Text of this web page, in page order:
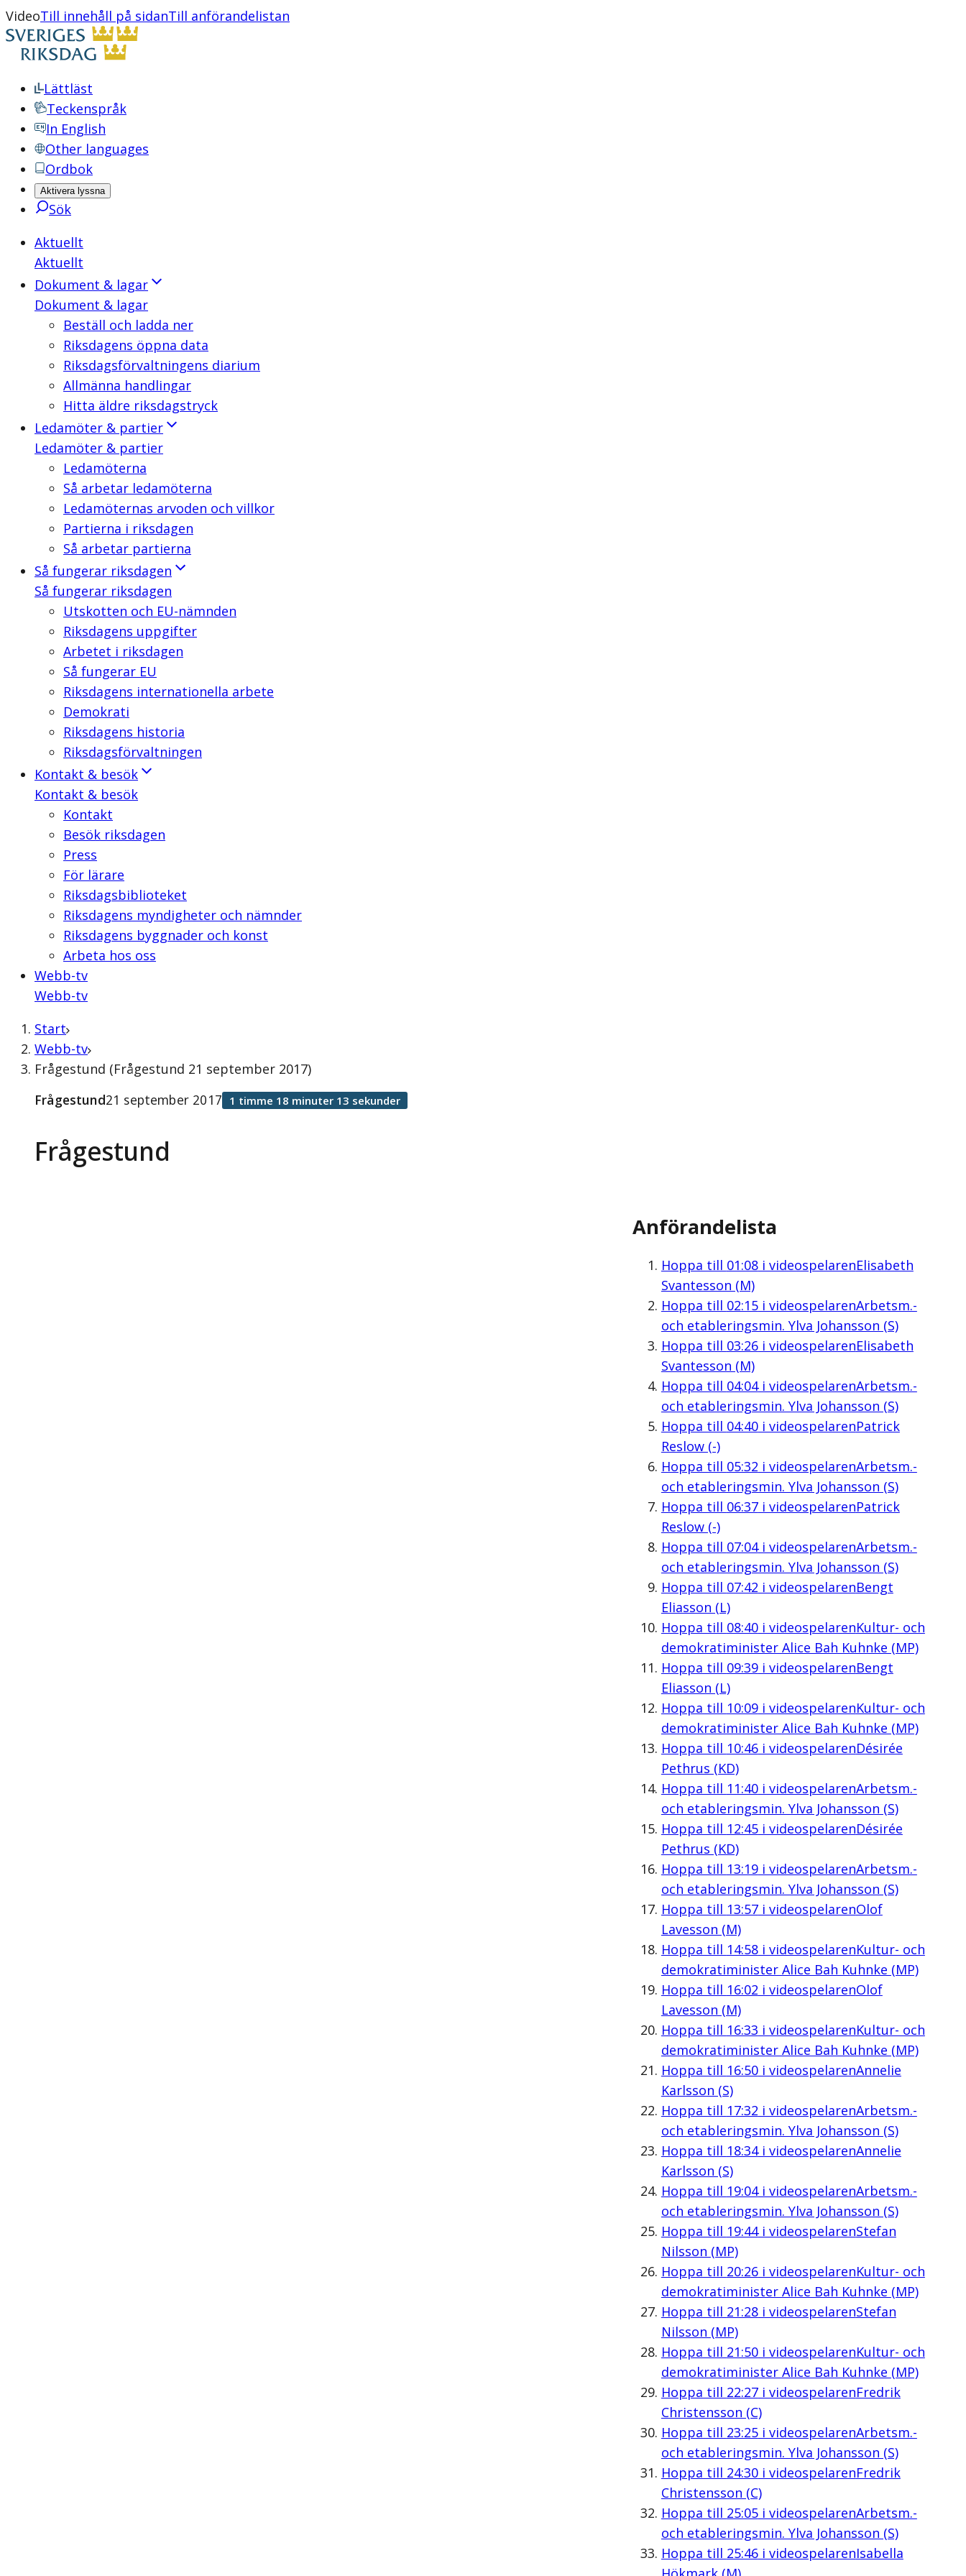
VideoTill innehåll på sidanTill anförandelistan
Lättläst
Teckenspråk
In English
Other languages
Ordbok
Aktivera lyssna
Sök
Aktuellt
Aktuellt
Dokument & lagar
Dokument & lagar
Beställ och ladda ner
Riksdagens öppna data
Riksdagsförvaltningens diarium
Allmänna handlingar
Hitta äldre riksdagstryck
Ledamöter & partier
Ledamöter & partier
Ledamöterna
Så arbetar ledamöterna
Ledamöternas arvoden och villkor
Partierna i riksdagen
Så arbetar partierna
Så fungerar riksdagen
Så fungerar riksdagen
Utskotten och EU-nämnden
Riksdagens uppgifter
Arbetet i riksdagen
Så fungerar EU
Riksdagens internationella arbete
Demokrati
Riksdagens historia
Riksdagsförvaltningen
Kontakt & besök
Kontakt & besök
Kontakt
Besök riksdagen
Press
För lärare
Riksdagsbiblioteket
Riksdagens myndigheter och nämnder
Riksdagens byggnader och konst
Arbeta hos oss
Webb-tv
Webb-tv
Start
Webb-tv
Frågestund (Frågestund 21 september 2017)
Frågestund
Frågestund21 september 2017 1 timme 18 minuter 13 sekunder
Anförandelista
Hoppa till 01:08i videospelarenElisabeth
Svantesson (M)
Hoppa till 02:15i videospelarenArbetsm.-
och etableringsmin. Ylva Johansson (S)
Hoppa till 03:26i videospelarenElisabeth
Svantesson (M)
Hoppa till 04:04i videospelarenArbetsm.-
och etableringsmin. Ylva Johansson (S)
Hoppa till 04:40i videospelarenPatrick
Reslow (-)
Hoppa till 05:32 i videospelarenArbetsm.-
och etableringsmin. Ylva Johansson (S)
Hoppa till 06:37i videospelarenPatrick
Reslow (-)
Hoppa till 07:04i videospelarenArbetsm.-
och etableringsmin. Ylva Johansson (S)
Hoppa till 07:42 i videospelarenBengt
Eliasson (L)
Hoppa till 08:40i videospelarenKultur- och
demokratiminister Alice Bah Kuhnke (MP)
Hoppa till 09:39i videospelarenBengt
Eliasson (L)
Hoppa till 10:09i videospelarenKultur- och
demokratiminister Alice Bah Kuhnke (MP)
Hoppa till 10:46i videospelarenDésirée
Pethrus (KD)
Hoppa till 11:40i videospelarenArbetsm.-
och etableringsmin. Ylva Johansson (S)
Hoppa till 12:45i videospelarenDésirée
Pethrus (KD)
Hoppa till 13:19i videospelarenArbetsm.-
och etableringsmin. Ylva Johansson (S)
Hoppa till 13:57i videospelarenOlof
Lavesson (M)
Hoppa till 14:58i videospelarenKultur- och
demokratiminister Alice Bah Kuhnke (MP)
Hoppa till 16:02 i videospelarenOlof
Lavesson (M)
Hoppa till 16:33 i videospelarenKultur- och
demokratiminister Alice Bah Kuhnke (MP)
Hoppa till 16:50i videospelarenAnnelie
Karlsson (S)
Hoppa till 17:32 i videospelarenArbetsm.-
och etableringsmin. Ylva Johansson (S)
Hoppa till 18:34i videospelarenAnnelie
Karlsson (S)
Hoppa till 19:04i videospelarenArbetsm.-
och etableringsmin. Ylva Johansson (S)
Hoppa till 19:44i videospelarenStefan
Nilsson (MP)
Hoppa till 20:26i videospelarenKultur- och
demokratiminister Alice Bah Kuhnke (MP)
Hoppa till 21:28i videospelarenStefan
Nilsson (MP)
Hoppa till 21:50i videospelarenKultur- och
demokratiminister Alice Bah Kuhnke (MP)
Hoppa till 22:27i videospelarenFredrik
Christensson (C)
Hoppa till 23:25i videospelarenArbetsm.-
och etableringsmin. Ylva Johansson (S)
Hoppa till 24:30i videospelarenFredrik
Christensson (C)
Hoppa till 25:05i videospelarenArbetsm.-
och etableringsmin. Ylva Johansson (S)
Hoppa till 25:46i videospelarenIsabella